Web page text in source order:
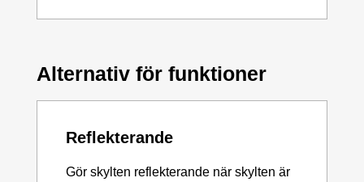
Alternativ för funktioner
Reflekterande
Gör skylten reflekterande när skylten är